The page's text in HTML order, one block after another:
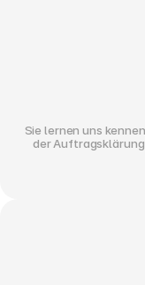
Sie lernen uns
der